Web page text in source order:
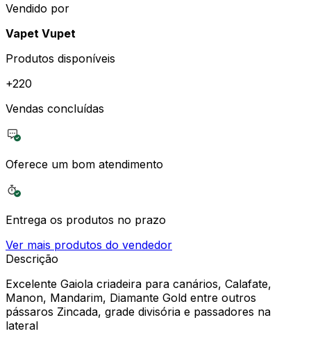
Vendido por
Vapet Vupet
Produtos disponíveis
+220
Vendas concluídas
Oferece um bom atendimento
Entrega os produtos no prazo
Ver mais produtos do vendedor
Descrição
Excelente Gaiola criadeira para canários, Calafate,
Manon, Mandarim, Diamante Gold entre outros
pássaros Zincada, grade divisória e passadores na
lateral